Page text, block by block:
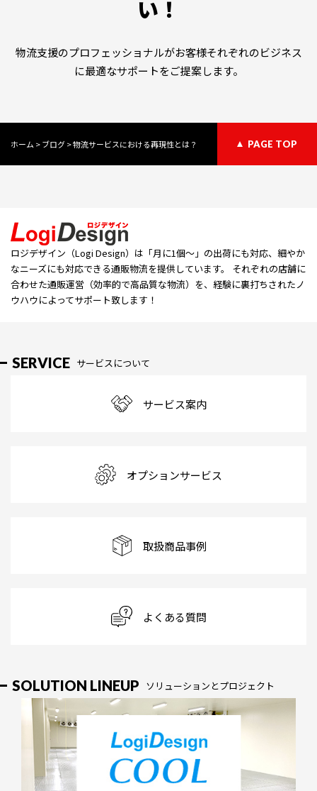
い！
物流支援のプロフェッショナルがお客様それぞれのビジネス
に最適なサポートをご提案します。
ホーム >ブログ>物流サービスにおける再現性とは？ PAGE TOP
ロジデザイン（Logi Design）は「⽉に1個〜」の出荷にも対応、細やか
なニーズにも対応できる通販物流を提供しています。 それぞれの店舗に
合わせた通販運営（効率的で高品質な物流）を、経験に裏打ちされたノ
ウハウによってサポート致します！
SERVICE サービスについて
サービス案内
オプションサービス
取扱商品事例
よくある質問
SOLUTION LINEUP ソリューションとプロジェクト